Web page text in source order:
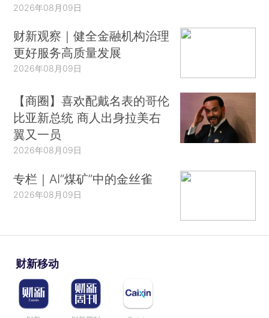
2026年08月09日
财新观察｜健全金融机构治理
更好服务高质量发展
2026年08月09日
【商圈】喜欢配戴名表的哥伦
比亚新总统 商人出身拉美右
翼又一员
2026年08月09日
专栏｜AI“煤矿”中的金丝雀
2026年08月09日
财新移动